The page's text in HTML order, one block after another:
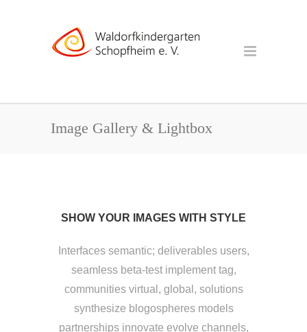
Image Gallery & Lightbox
SHOW YOUR IMAGES WITH STYLE
Interfaces semantic; deliverables users,
seamless beta-test implement tag,
communities virtual, global, solutions
synthesize blogospheres models
partnerships innovate evolve channels,